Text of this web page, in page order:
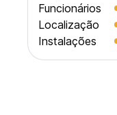
Funcionários
Localização
Instalações